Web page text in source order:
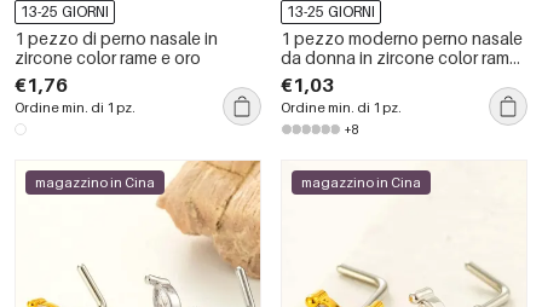
13-25 GIORNI
1 pezzo di perno nasale in
zircone color rame e oro
€1,76
Ordine min. di 1 pz.
13-25 GIORNI
1 pezzo moderno perno nasale
da donna in zircone color rame
oro
€1,03
Ordine min. di 1 pz.
+8
magazzino in Cina magazzino in Cina